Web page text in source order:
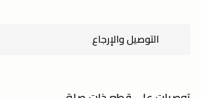
التوصيل والإرجاع